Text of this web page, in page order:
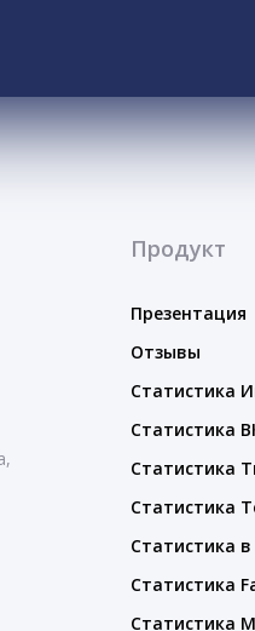
Продукт
Презентация
Отзывы
Статистика
Статистика
Статистика
Статистика
Статистика
Статистика
Статистика